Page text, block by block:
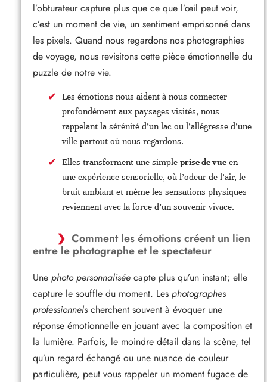
l’obturateur capture plus que ce que l’œil peut voir,
c’est un moment de vie, un sentiment emprisonné dans
les pixels. Quand nous regardons nos photographies
de voyage, nous revisitons cette pièce émotionnelle du
puzzle de notre vie.
Les émotions nous aident à nous connecter
profondément aux paysages visités, nous
rappelant la sérénité d’un lac ou l’allégresse d’une
ville partout où nous regardons.
Elles transforment une simple prise de vueen
une expérience sensorielle, où l’odeur de l’air, le
bruit ambiant et même les sensations physiques
reviennent avec la force d’un souvenir vivace.
Comment les émotions créent un lien
entre le photographe et le spectateur
Une photo personnalisée capte plus qu’un instant; elle
capture le souffle du moment. Les photographes
professionnels cherchent souvent à évoquer une
réponse émotionnelle en jouant avec la composition et
la lumière. Parfois, le moindre détail dans la scène, tel
qu’un regard échangé ou une nuance de couleur
particulière, peut vous rappeler un moment fugace de